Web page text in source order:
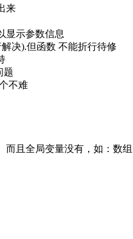
来
显示参数信息
决).但函数 不能折行待修
题
不难
而且全局变量没有，如：数组